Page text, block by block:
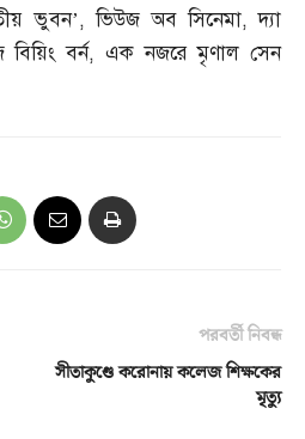
ভুবন’,ভিউজ অব সিনেমা,দ্যা
বর্ন, এক নজরে মৃণাল সেন
পরবর্তী নিবন্ধ
সীতাকুণ্ডে করোনায় কলেজ শিক্ষকের
মৃত্যু